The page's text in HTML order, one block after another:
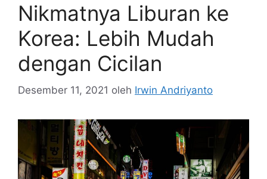
Nikmatnya Liburan ke
Korea: Lebih Mudah
dengan Cicilan
Desember 11, 2021 oleh Irwin Andriyanto